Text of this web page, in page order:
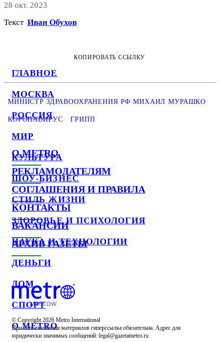
ГЛАВНОЕ
МОСКВА
РОССИЯ
МИР
КУЛЬТУРА
ШОУ-БИЗНЕС
СТИЛЬ ЖИЗНИ
ЗДОРОВЬЕ И ПСИХОЛОГИЯ
НАУКА И ТЕХНОЛОГИИ
ДЕНЬГИ
ДОМ
СПОРТ
О METRO
28 окт. 2023
Текст Иван Обухов
КОПИРОВАТЬ ССЫЛКУ
МИНИСТР ЗДРАВООХРАНЕНИЯ РФ МИХАИЛ МУРАШКО
КОРОНАВИРУС ГРИПП
О METRO
РЕКЛАМОДАТЕЛЯМ
СОГЛАШЕНИЯ И ПРАВИЛА
КОНТАКТЫ
ВАКАНСИИ
АРХИВ ГАЗЕТЫ
© Copyright 2026 Metro International
При использовании материалов гиперссылка обязательна. Адрес для
юридически значимых сообщений: